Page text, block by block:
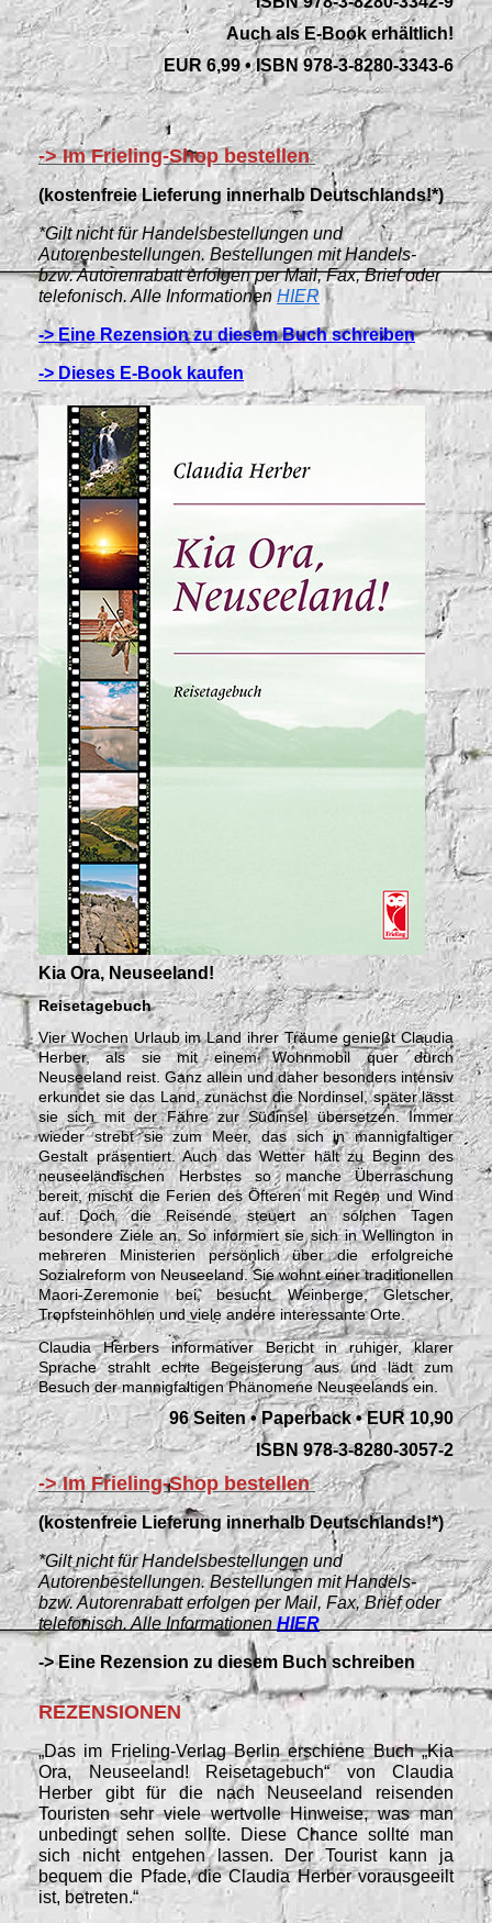
Auch als E-Book erhältlich!
EUR 6,99•ISBN 978-3-8280-3343-6
-> Im Frieling-Shop bestellen
(kostenfreie Lieferung innerhalb Deutschlands!*)
*Gilt nicht für Handelsbestellungen und
Autorenbestellungen. Bestellungen mit Handels-
bzw. Autorenrabatt erfolgen per Mail, Fax, Brief oder
telefonisch. Alle Informationen HIER
-> Eine Rezension zu diesem Buch schreiben
-> Dieses E-Book kaufen
Kia Ora, Neuseeland!
Reisetagebuch
Vier Wochen Urlaub im Land ihrer Träume genießt Claudia
Herber, als sie mit einem Wohnmobil quer durch
Neuseeland reist. Ganz allein und daher besonders intensiv
erkundet sie das Land, zunächst die Nordinsel, später lässt
sie sich mit der Fähre zur Südinsel übersetzen. Immer
wieder strebt sie zum Meer, das sich in mannigfaltiger
Gestalt präsentiert. Auch das Wetter hält zu Beginn des
neuseeländischen Herbstes so manche Überraschung
bereit, mischt die Ferien des Öfteren mit Regen und Wind
auf. Doch die Reisende steuert an solchen Tagen
besondere Ziele an. So informiert sie sich in Wellington in
mehreren Ministerien persönlich über die erfolgreiche
Sozialreform von Neuseeland. Sie wohnt einer traditionellen
Maori-Zeremonie bei, besucht Weinberge, Gletscher,
Tropfsteinhöhlen und viele andere interessante Orte.
Claudia Herbers informativer Bericht in ruhiger, klarer
Sprache strahlt echte Begeisterung aus und lädt zum
Besuch der mannigfaltigen Phänomene Neuseelands ein.
96 Seiten • Paperback • EUR 10,90
ISBN 978-3-8280-3057-2
-> Im Frieling-Shop bestellen
(kostenfreie Lieferung innerhalb Deutschlands!*)
*Gilt nicht für Handelsbestellungen und
Autorenbestellungen. Bestellungen mit Handels-
bzw. Autorenrabatt erfolgen per Mail, Fax, Brief oder
telefonisch. Alle InformationenHIER
-> Eine Rezension zu diesem Buch schreiben
REZENSIONEN
„Das im Frieling-Verlag Berlin erschiene Buch „Kia
Ora, Neuseeland! Reisetagebuch“ von Claudia
Herber gibt für die nach Neuseeland reisenden
Touristen sehr viele wertvolle Hinweise, was man
unbedingt sehen sollte. Diese Chance sollte man
sich nicht entgehen lassen. Der Tourist kann ja
bequem die Pfade, die Claudia Herber vorausgeeilt
ist, betreten.“